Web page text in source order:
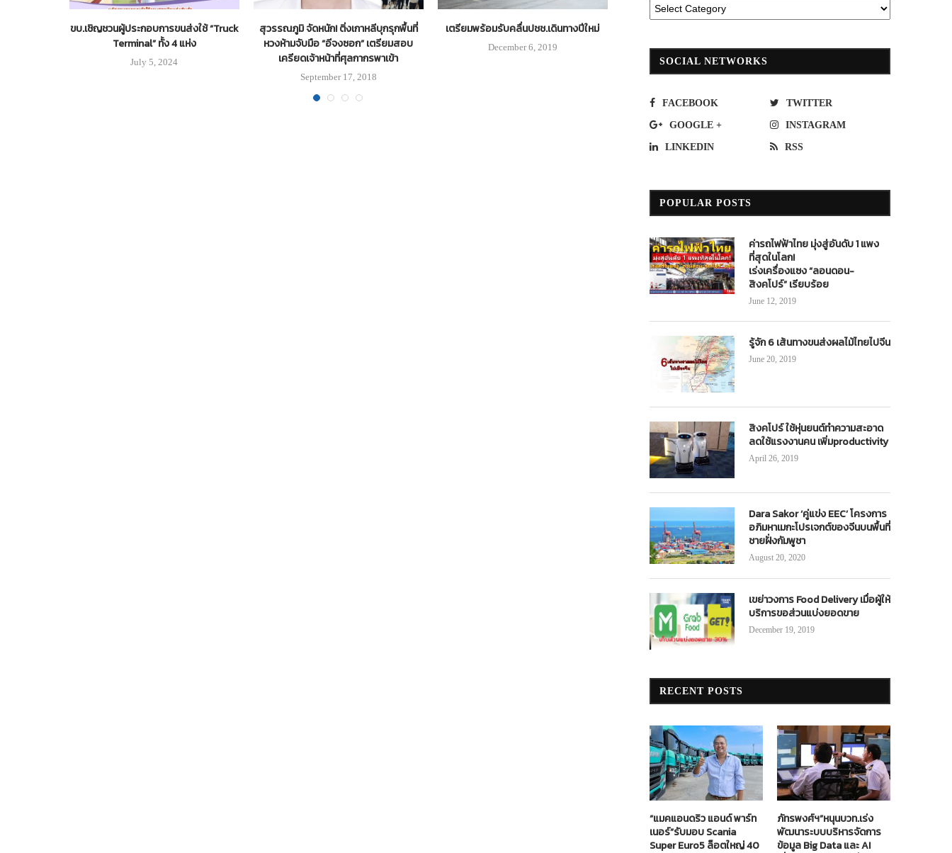
ขบ.เชิญชวนผู้ประกอบการขนส่งใช้ “Truck
Terminal” ทั้ง 4 แห่ง
July 5, 2024
สุวรรณภูมิ จัดหนัก! ติ่งเกาหลีบุกรุกพื้นที่
หวงห้ามจับมือ “อีจงซอก” เตรียมสอบ
เครียดเจ้าหน้าที่ศุลกากรพาเข้า
September 17, 2018
เตรียมพร้อมรับคลื่นปชช.เดินทางปีใหม่
December 6, 2019
May 11, 2022
May 31, 2023
SOCIAL NETWORKS
FACEBOOK TWITTER
GOOGLE + INSTAGRAM
LINKEDIN RSS
POPULAR POSTS
ค่ารถไฟฟ้าไทย มุ่งสู่อันดับ 1 แพง
ที่สุดในโลก!
เร่งเครื่องแซง “ลอนดอน-
สิงคโปร์” เรียบร้อย
June 12, 2019
รู้จัก 6 เส้นทางขนส่งผลไม้ไทยไปจีน
June 20, 2019
สิงคโปร์ ใช้หุ่นยนต์ทำความสะอาด
ลดใช้แรงงานคน เพิ่มproductivity
April 26, 2019
Dara Sakor ‘คู่แข่ง EEC’ โครงการ
อภิมหาเมกะโปรเจกต์ของจีนบนพื้นที่
ชายฝั่งกัมพูชา
August 20, 2020
เขย่าวงการ Food Delivery เมื่อผู้ให้
บริการขอส่วนแบ่งยอดขาย
December 19, 2019
RECENT POSTS
“แมคแอนดริว แอนด์ พาร์ท
เนอร์”รับมอบ Scania
Super Euro5 ล็อตใหญ่ 40
ภัทรพงศ์ฯ”หนุนบวท.เร่ง
พัฒนาระบบบริหารจัดการ
ข้อมูล Big Data และ AI